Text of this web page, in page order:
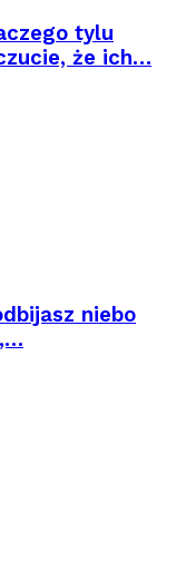
tylu
że ich…
niebo